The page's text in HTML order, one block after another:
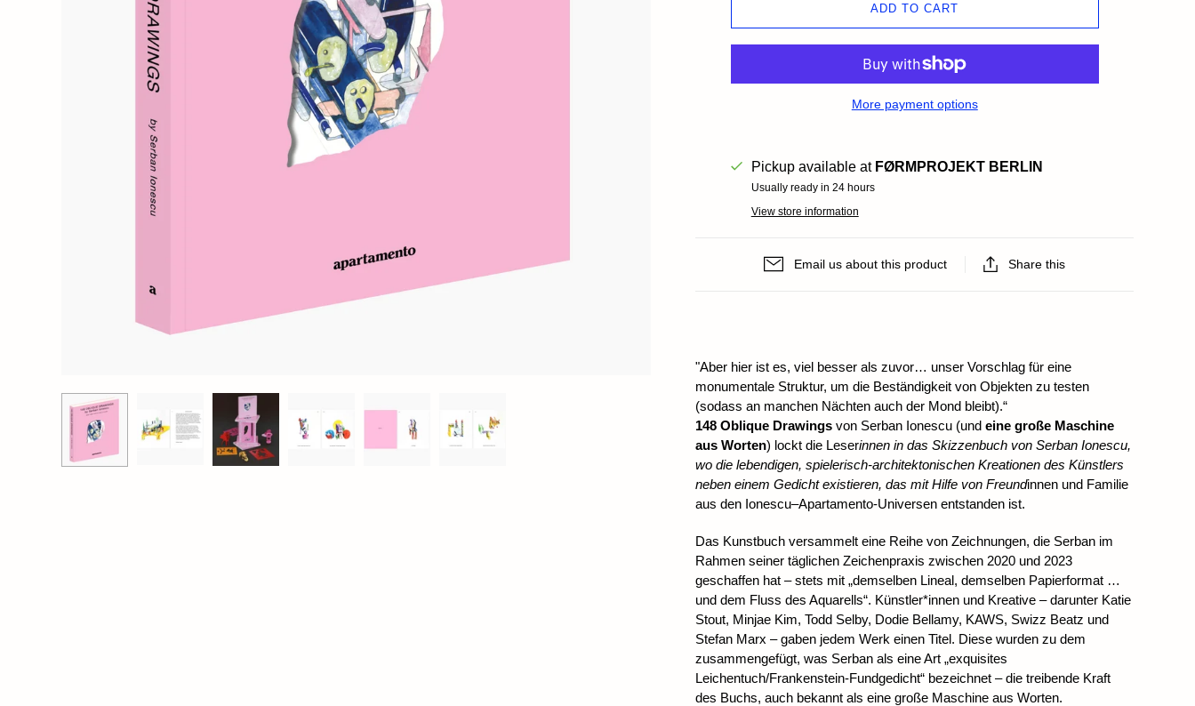
Wochenender
Oh Dada
ADD TO CART
More payment options
Pickup available at FØRMPROJEKT BERLIN
Usually ready in 24 hours
View store information
Email us about this product Share this
"Aber hier ist es, viel besser als zuvor… unser Vorschlag für eine
monumentale Struktur, um die Beständigkeit von Objekten zu testen
(sodass an manchen Nächten auch der Mond bleibt).“
148 Oblique Drawings von Serban Ionescu (undeine große Maschine
aus Worten) lockt die Leserinnen in das Skizzenbuch von Serban Ionescu,
wo die lebendigen, spielerisch-architektonischen Kreationen des Künstlers
neben einem Gedicht existieren, das mit Hilfe von Freundinnen und Familie
aus den Ionescu–Apartamento-Universen entstanden ist.
Das Kunstbuch versammelt eine Reihe von Zeichnungen, die Serban im
Rahmen seiner täglichen Zeichenpraxis zwischen 2020 und 2023
geschaffen hat – stets mit „demselben Lineal, demselben Papierformat …
und dem Fluss des Aquarells“. Künstler*innen und Kreative – darunter Katie
Stout, Minjae Kim, Todd Selby, Dodie Bellamy, KAWS, Swizz Beatz und
Stefan Marx – gaben jedem Werk einen Titel. Diese wurden zu dem
zusammengefügt, was Serban als eine Art „exquisites
Leichentuch/Frankenstein-Fundgedicht“ bezeichnet – die treibende Kraft
des Buchs, auch bekannt als eine große Maschine aus Worten.